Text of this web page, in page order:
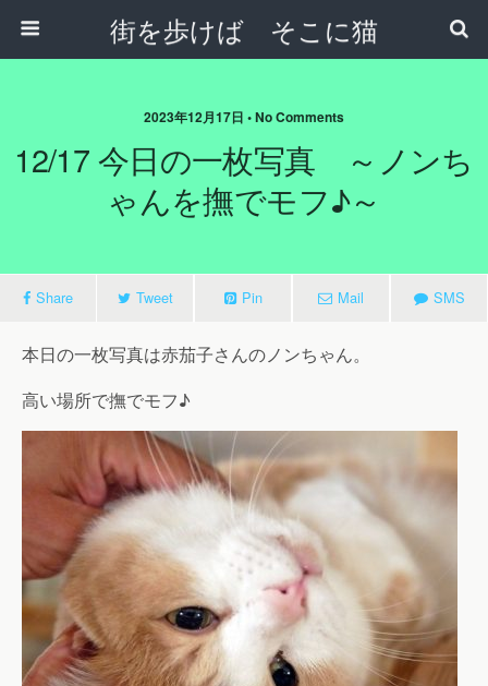
街を歩けば そこに猫
2023年12月17日 • No Comments
12/17 今日の一枚写真 ～ノンち
ゃんを撫でモフ♪～
Share Tweet Pin Mail SMS
本日の一枚写真は赤茄子さんのノンちゃん。
高い場所で撫でモフ♪